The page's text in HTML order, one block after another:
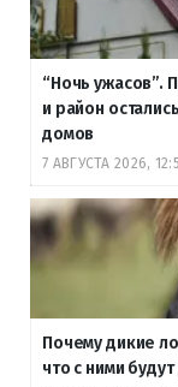
“Ночь ужасов”.
и район
домов
7 АВГУСТА 2026,
Почему дикие
что с ними